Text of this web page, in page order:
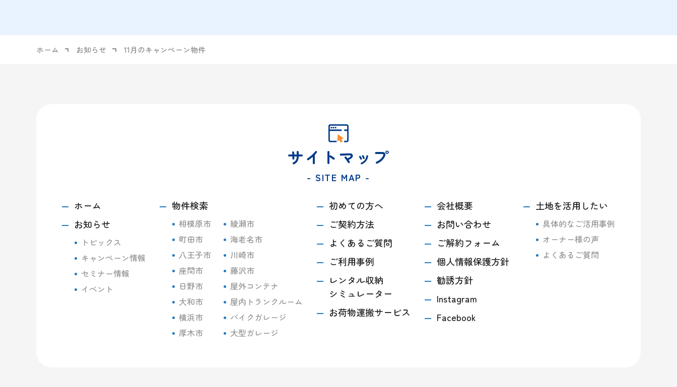
ホーム お知らせ 11月のキャンペーン物件
サイトマップ
- SITE MAP -
ホーム
お知らせ
トピックス
キャンペーン情報
セミナー情報
イベント
物件検索
相模原市
町田市
八王子市
座間市
日野市
大和市
横浜市
厚木市
綾瀬市
海老名市
川崎市
藤沢市
屋外コンテナ
屋内トランクルーム
バイクガレージ
大型ガレージ
初めての方へ
ご契約方法
よくあるご質問
ご利用事例
レンタル収納
シミュレーター
お荷物運搬サービス
会社概要
お問い合わせ
ご解約フォーム
個人情報保護方針
勧誘方針
Instagram
Facebook
土地を活用したい
具体的なご活用事例
オーナー様の声
よくあるご質問